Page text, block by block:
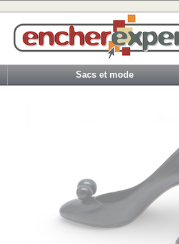
Sacs et mode